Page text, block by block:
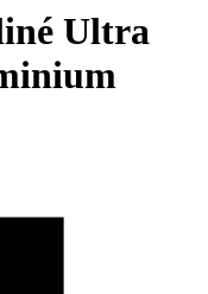
Ultra